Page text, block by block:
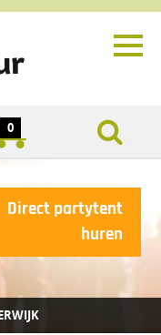
0
Direct partytent
huren